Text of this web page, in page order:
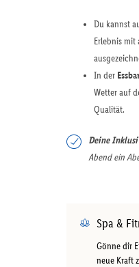
Du kannst
Erlebnis
In der Essbar
Wetter auf
Qualität.
Deine
Abend ein
Spa &
Gönne dir
neue Kraft